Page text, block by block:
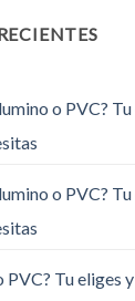
o PVC?
o PVC?
PVC? Tu eliges